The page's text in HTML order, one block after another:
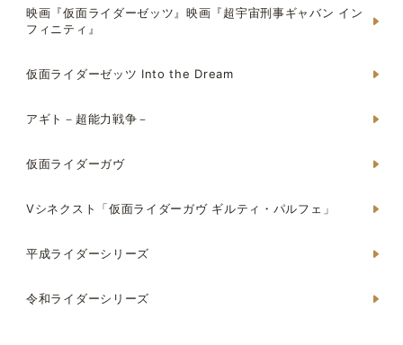
映画『仮面ライダーゼッツ』映画『超宇宙刑事ギャバン イン
フィニティ』
仮面ライダーゼッツ Into the Dream
アギト－超能力戦争－
仮面ライダーガヴ
Vシネクスト「仮面ライダーガヴ ギルティ・パルフェ」
平成ライダーシリーズ
令和ライダーシリーズ